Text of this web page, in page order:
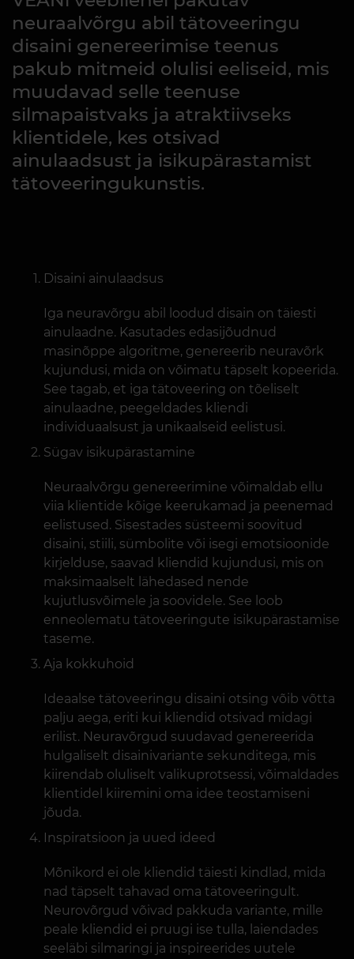
neuraalvõrgu abil tätoveeringu
disaini genereerimise teenus
pakub mitmeid olulisi eeliseid, mis
muudavad selle teenuse
silmapaistvaks ja atraktiivseks
klientidele, kes otsivad
ainulaadsust ja isikupärastamist
tätoveeringukunstis.
Disaini ainulaadsus
Iga neuravõrgu abil loodud disain on täiesti
ainulaadne. Kasutades edasijõudnud
masinõppe algoritme, genereerib neuravõrk
kujundusi, mida on võimatu täpselt kopeerida.
See tagab, et iga tätoveering on tõeliselt
ainulaadne, peegeldades kliendi
individuaalsust ja unikaalseid eelistusi.
Sügav isikupärastamine
Neuraalvõrgu genereerimine võimaldab ellu
viia klientide kõige keerukamad ja peenemad
eelistused. Sisestades süsteemi soovitud
disaini, stiili, sümbolite või isegi emotsioonide
kirjelduse, saavad kliendid kujundusi, mis on
maksimaalselt lähedased nende
kujutlusvõimele ja soovidele. See loob
enneolematu tätoveeringute isikupärastamise
taseme.
Aja kokkuhoid
Ideaalse tätoveeringu disaini otsing võib võtta
palju aega, eriti kui kliendid otsivad midagi
erilist. Neuravõrgud suudavad genereerida
hulgaliselt disainivariante sekunditega, mis
kiirendab oluliselt valikuprotsessi, võimaldades
klientidel kiiremini oma idee teostamiseni
jõuda.
Inspiratsioon ja uued ideed
Mõnikord ei ole kliendid täiesti kindlad, mida
nad täpselt tahavad oma tätoveeringult.
Neurovõrgud võivad pakkuda variante, mille
peale kliendid ei pruugi ise tulla, laiendades
seeläbi silmaringi ja inspireerides uutele